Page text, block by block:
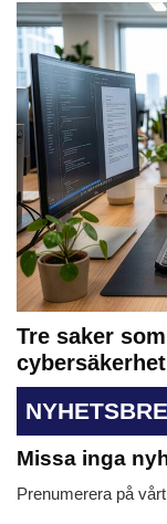
Tre saker
Missa inga
Prenumerera på